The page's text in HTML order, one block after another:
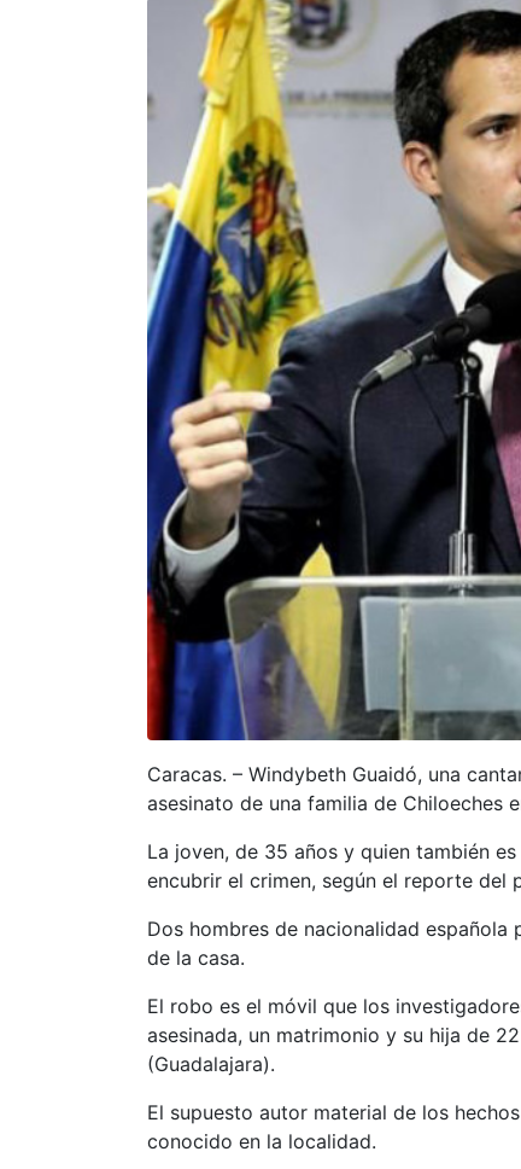
Caracas. – Windybeth Guaidó, una
asesinato de una familia de Chiloeches
La joven, de 35 años y quien también
encubrir el crimen, según el reporte del
Dos hombres de nacionalidad
de la casa.
El robo es el móvil que los
asesinada, un matrimonio y su hija de
(Guadalajara).
El supuesto autor material de los
conocido en la localidad.